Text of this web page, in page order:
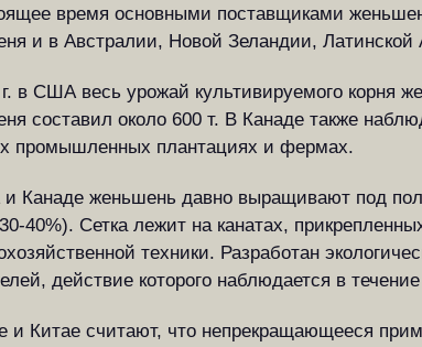
время основными поставщиками
и в Австралии, Новой Зеландии, Латинской
в США весь урожай культивируемого корня
составил около 600 т. В Канаде также
промышленных плантациях и фермах.
Канаде женьшень давно выращивают под
40%). Сетка лежит на канатах,
техники. Разработан
действие которого наблюдается в
и Китае считают, что непрекращающееся